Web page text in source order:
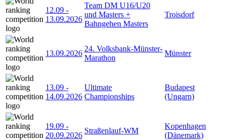
12.09 -
13.09.2026
Team DM U16/U20
und Masters +
Bahngehen Masters
Troisdorf
13.09.2026
24. Volksbank-Münster-
Marathon
Münster
13.09 -
14.09.2026
Ultimate
Championships
Budapest
(Ungarn)
19.09 -
20.09.2026
Straßenlauf-WM
Kopenhagen
(Dänemark)